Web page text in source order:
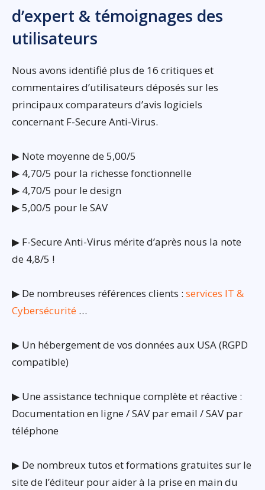
d’expert & témoignages des
utilisateurs
Nous avons identifié plus de 16 critiques et
commentaires d’utilisateurs déposés sur les
principaux comparateurs d’avis logiciels
concernant F-Secure Anti-Virus.
▶ Note moyenne de 5,00/5
▶ 4,70/5 pour la richesse fonctionnelle
▶ 4,70/5 pour le design
▶ 5,00/5 pour le SAV
▶ F-Secure Anti-Virus mérite d’après nous la note
de 4,8/5 !
▶ De nombreuses références clients : services IT &
Cybersécurité …
▶ Un hébergement de vos données aux USA (RGPD
compatible)
▶ Une assistance technique complète et réactive :
Documentation en ligne / SAV par email / SAV par
téléphone
▶ De nombreux tutos et formations gratuites sur le
site de l’éditeur pour aider à la prise en main du